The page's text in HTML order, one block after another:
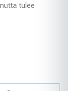
tulee